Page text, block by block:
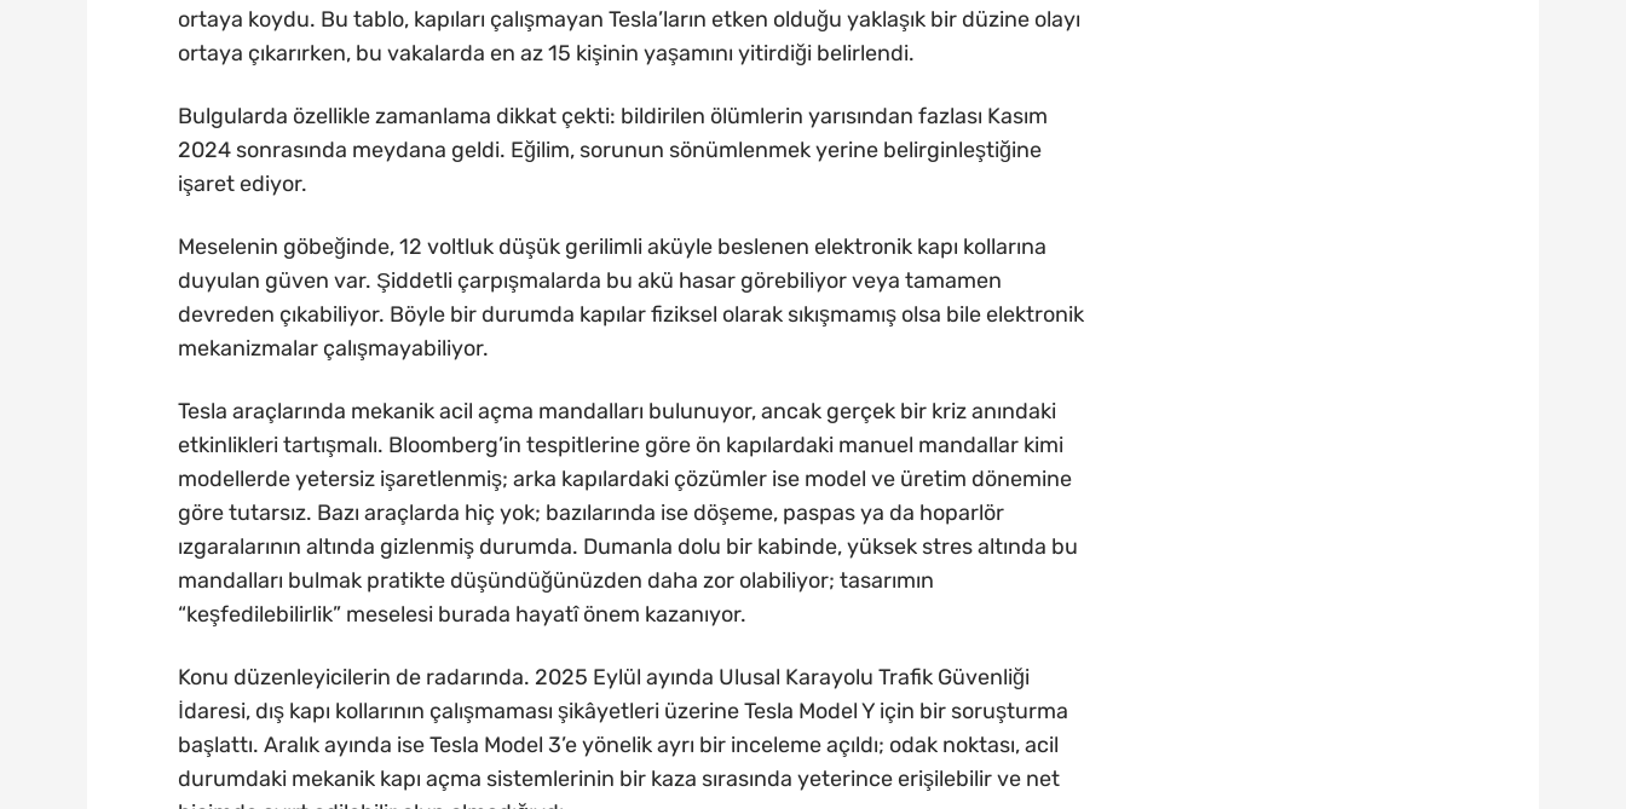
ortaya koydu. Bu tablo, kapıları çalışmayan Tesla’ların etken olduğu yaklaşık bir düzine olayı
ortaya çıkarırken, bu vakalarda en az 15 kişinin yaşamını yitirdiği belirlendi.
Bulgularda özellikle zamanlama dikkat çekti: bildirilen ölümlerin yarısından fazlası Kasım
2024 sonrasında meydana geldi. Eğilim, sorunun sönümlenmek yerine belirginleştiğine
işaret ediyor.
Meselenin göbeğinde, 12 voltluk düşük gerilimli aküyle beslenen elektronik kapı kollarına
duyulan güven var. Şiddetli çarpışmalarda bu akü hasar görebiliyor veya tamamen
devreden çıkabiliyor. Böyle bir durumda kapılar fiziksel olarak sıkışmamış olsa bile elektronik
mekanizmalar çalışmayabiliyor.
Tesla araçlarında mekanik acil açma mandalları bulunuyor, ancak gerçek bir kriz anındaki
etkinlikleri tartışmalı. Bloomberg’in tespitlerine göre ön kapılardaki manuel mandallar kimi
modellerde yetersiz işaretlenmiş; arka kapılardaki çözümler ise model ve üretim dönemine
göre tutarsız. Bazı araçlarda hiç yok; bazılarında ise döşeme, paspas ya da hoparlör
ızgaralarının altında gizlenmiş durumda. Dumanla dolu bir kabinde, yüksek stres altında bu
mandalları bulmak pratikte düşündüğünüzden daha zor olabiliyor; tasarımın
“keşfedilebilirlik” meselesi burada hayatî önem kazanıyor.
Konu düzenleyicilerin de radarında. 2025 Eylül ayında Ulusal Karayolu Trafik Güvenliği
İdaresi, dış kapı kollarının çalışmaması şikâyetleri üzerine Tesla Model Y için bir soruşturma
başlattı. Aralık ayında ise Tesla Model 3’e yönelik ayrı bir inceleme açıldı; odak noktası, acil
durumdaki mekanik kapı açma sistemlerinin bir kaza sırasında yeterince erişilebilir ve net